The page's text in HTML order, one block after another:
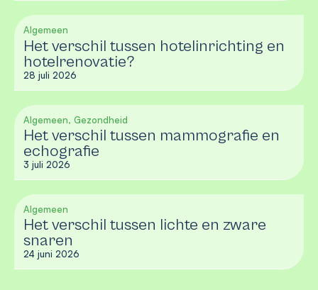
Algemeen
Het verschil tussen hotelinrichting en
hotelrenovatie?
28 juli 2026
Algemeen, Gezondheid
Het verschil tussen mammografie en
echografie
3 juli 2026
Algemeen
Het verschil tussen lichte en zware
snaren
24 juni 2026